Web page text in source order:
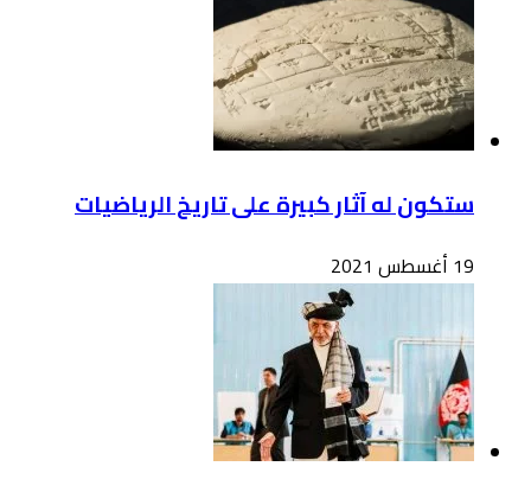
ستكون له آثار كبيرة على تاريخ الرياضيات
19 أغسطس 2021